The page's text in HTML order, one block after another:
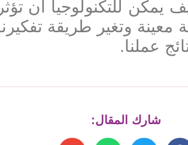
يمكن للتكنولوجيا أن تؤثر
وتغير طريقة تفكيرنا
عملنا.
شارك المقال: